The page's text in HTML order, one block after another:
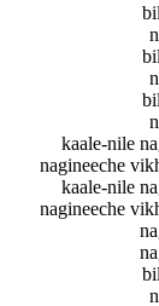
kaale-nile
nagineeche
kaale-nile
nagineeche